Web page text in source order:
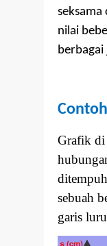
nilai
Grafik di
sebuah
garis